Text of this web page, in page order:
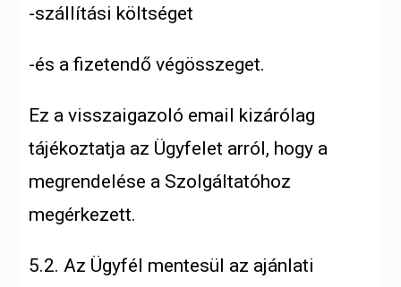
-szállítási költséget
-és a fizetendő végösszeget.
Ez a visszaigazoló email kizárólag
tájékoztatja az Ügyfelet arról, hogy a
megrendelése a Szolgáltatóhoz
megérkezett.
5.2. Az Ügyfél mentesül az ajánlati